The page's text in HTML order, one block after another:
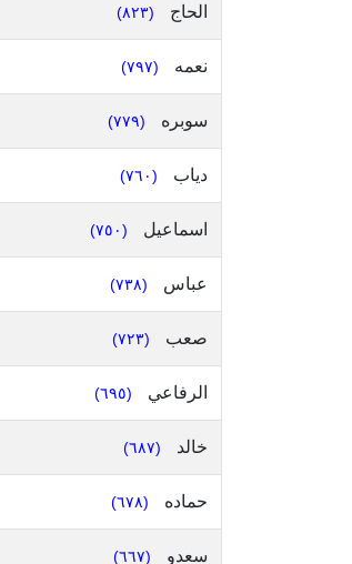
الحاج (٨٢٣)
نعمه (٧٩٧)
سوبره (٧٧٩)
دياب (٧٦٠)
اسماعيل (٧٥٠)
عباس (٧٣٨)
صعب (٧٢٣)
الرفاعي (٦٩٥)
خالد (٦٨٧)
حماده (٦٧٨)
سعدو (٦٦٧)